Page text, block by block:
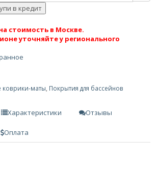
стоимость в Москве.
уточняйте у регионального
коврики-маты Покрытия для бассейнов
Характеристики Отзывы
Оплата